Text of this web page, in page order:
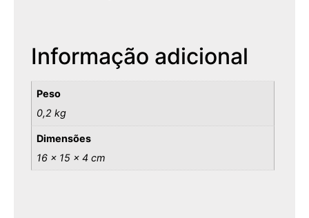
Informação adicional
Peso
0,2 kg
Dimensões
16 × 15 × 4 cm